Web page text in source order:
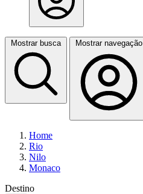
Mostrar busca Mostrar navegação
Home
Rio
Nilo
Monaco
Destino